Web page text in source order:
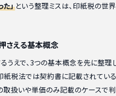
」という整理ミスは、印紙税の世
さえる基本概念
えで、3つの基本概念を先に整理
印紙税法では契約書に記載されてい
取扱いや単価のみ記載のケースで